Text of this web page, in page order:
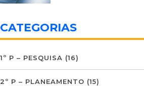
CATEGORIAS
1º P – PESQUISA (16)
2º P – PLANEAMENTO (15)